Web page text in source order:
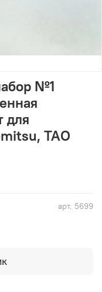
арт. 5699
№1
для
ТАО